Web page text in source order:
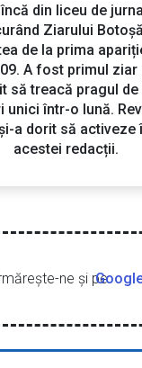
din liceu de
Ziarului
de la prima
A fost primul ziar
să treacă pragul de
unici într-o lună.
a dorit să activeze
acestei redacții.
ne şi pe